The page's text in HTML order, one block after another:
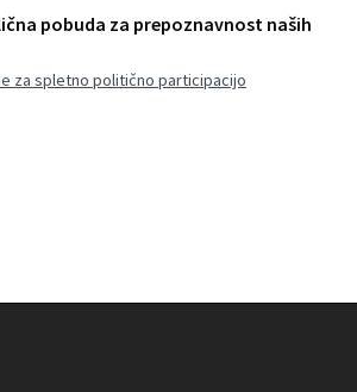
pobuda za prepoznavnost naših
za spletno politično participacijo